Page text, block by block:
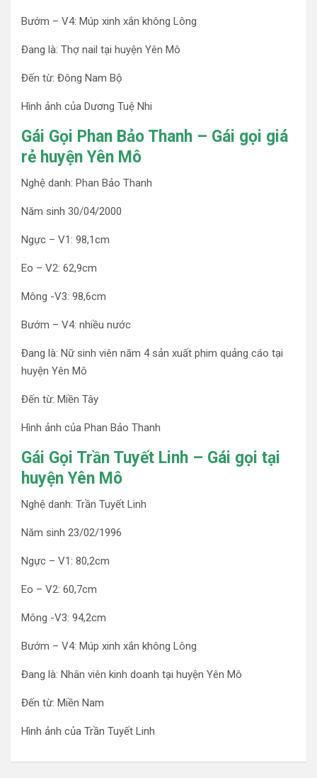
Bướm – V4: Múp xinh xắn không Lông
Đang là: Thợ nail tại huyện Yên Mô
Đến từ: Đông Nam Bộ
Hình ảnh của Dương Tuệ Nhi
Gái Gọi Phan Bảo Thanh – Gái gọi giá
rẻ huyện Yên Mô
Nghệ danh: Phan Bảo Thanh
Năm sinh 30/04/2000
Ngực – V1: 98,1cm
Eo – V2: 62,9cm
Mông -V3: 98,6cm
Bướm – V4: nhiều nước
Đang là: Nữ sinh viên năm 4 sản xuất phim quảng cáo tại
huyện Yên Mô
Đến từ: Miền Tây
Hình ảnh của Phan Bảo Thanh
Gái Gọi Trần Tuyết Linh – Gái gọi tại
huyện Yên Mô
Nghệ danh: Trần Tuyết Linh
Năm sinh 23/02/1996
Ngực – V1: 80,2cm
Eo – V2: 60,7cm
Mông -V3: 94,2cm
Bướm – V4: Múp xinh xắn không Lông
Đang là: Nhân viên kinh doanh tại huyện Yên Mô
Đến từ: Miền Nam
Hình ảnh của Trần Tuyết Linh